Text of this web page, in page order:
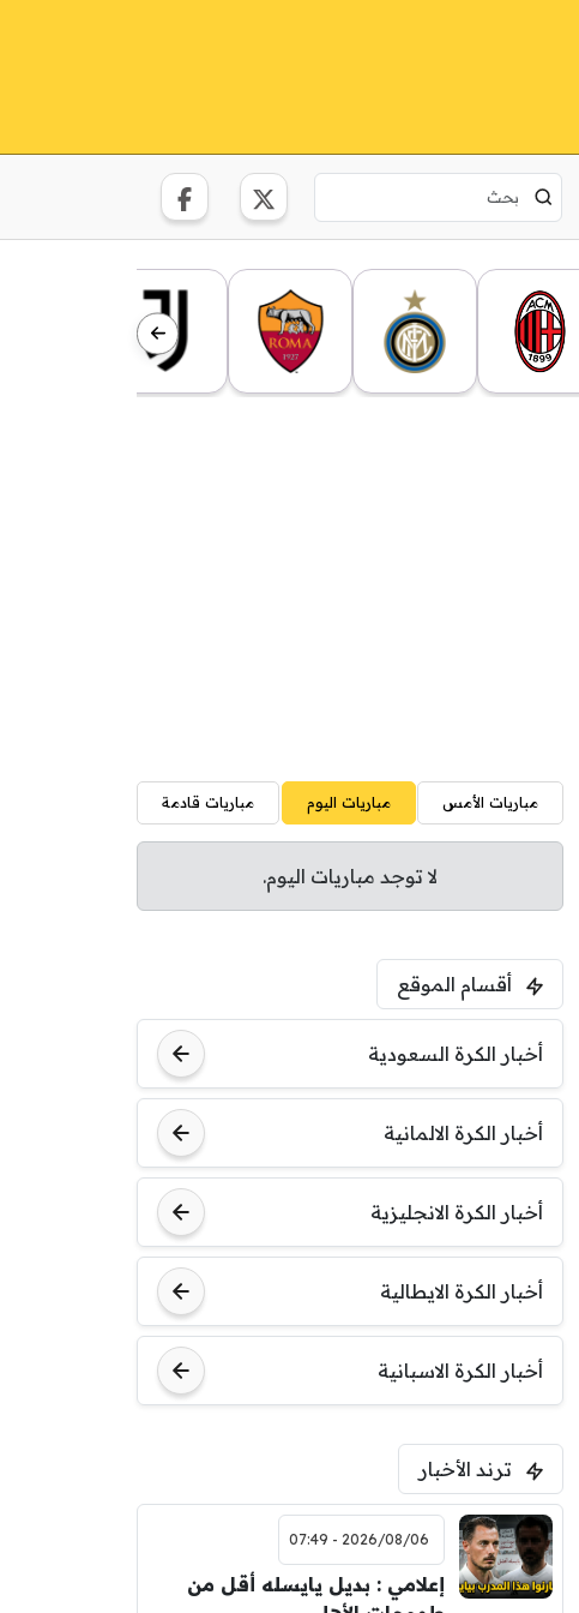
مباريات الأمس مباريات اليوم مباريات قادمة
لا توجد مباريات اليوم.
أقسام الموقع
أخبار الكرة السعودية
أخبار الكرة الالمانية
أخبار الكرة الانجليزية
أخبار الكرة الايطالية
أخبار الكرة الاسبانية
ترند الأخبار
2026/08/06 - 07:49
إعلامي : بديل يايسله أقل من